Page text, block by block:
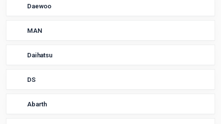
Daewoo
MAN
Daihatsu
DS
Abarth